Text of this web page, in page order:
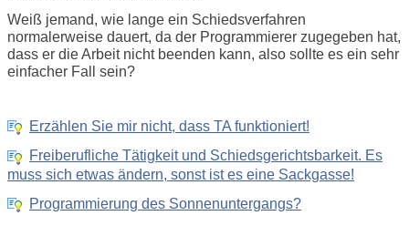
Weiß jemand, wie lange ein Schiedsverfahren
normalerweise dauert, da der Programmierer zugegeben hat,
dass er die Arbeit nicht beenden kann, also sollte es ein sehr
einfacher Fall sein?
Erzählen Sie mir nicht, dass TA funktioniert!
Freiberufliche Tätigkeit und Schiedsgerichtsbarkeit. Es
muss sich etwas ändern, sonst ist es eine Sackgasse!
Programmierung des Sonnenuntergangs?